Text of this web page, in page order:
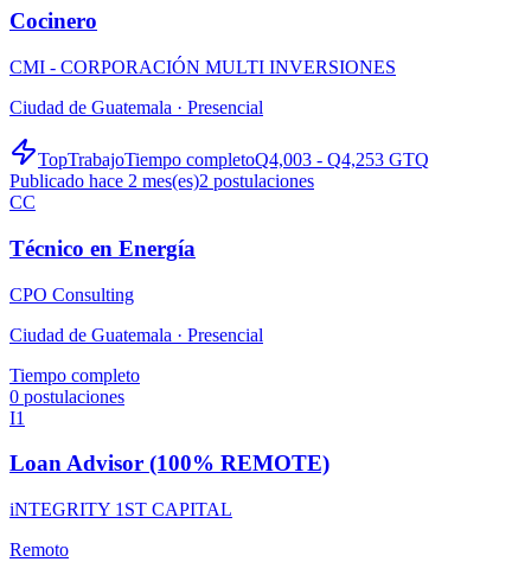
Cocinero
CMI - CORPORACIÓN MULTI INVERSIONES
Ciudad de Guatemala · Presencial
TopTrabajoTiempo completoQ4,003 - Q4,253 GTQ
Publicado hace 2 mes(es)2 postulaciones
CC
Técnico en Energía
CPO Consulting
Ciudad de Guatemala · Presencial
Tiempo completo
0 postulaciones
I1
Loan Advisor (100% REMOTE)
iNTEGRITY 1ST CAPITAL
Remoto